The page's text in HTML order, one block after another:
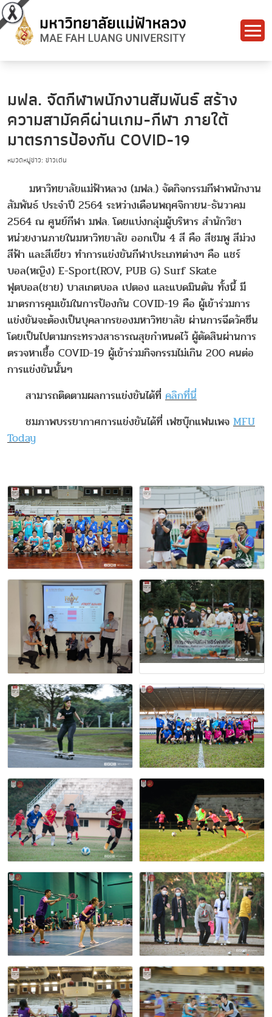
มฟล. จัดกีฬาพนักงานสัมพันธ์ สร้าง
ความสามัคคีผ่านเกม-กีฬา ภายใต้
มาตรการป้องกัน COVID-19
หมวดหมู่ข่าว: ข่าวเด่น
มหาวิทยาลัยแม่ฟ้าหลวง (มฟล.) จัดกิจกรรมกีฬาพนักงาน
สัมพันธ์ ประจำปี 2564 ระหว่างเดือนพฤศจิกายน-ธันวาคม
2564 ณ ศูนย์กีฬา มฟล. โดยแบ่งกลุ่มผู้บริหาร สำนักวิชา
หน่วยงานภายในมหาวิทยาลัย ออกเป็น 4 สี คือ สีชมพู สีม่วง
สีฟ้า และสีเขียว ทำการแข่งขันกีฬาประเภทต่างๆ คือ แชร์
บอล(หญิง) E-Sport(ROV, PUB G) Surf Skate
ฟุตบอล(ชาย) บาสเกตบอล เปตอง และแบดมินตัน ทั้งนี้ มี
มาตรการคุมเข้มในการป้องกัน COVID-19 คือ ผู้เข้าร่วมการ
แข่งขันจะต้องเป็นบุคลากรของมหาวิทยาลัย ผ่านการฉีดวัคซีน
โดยเป็นไปตามกระทรวงสาธารณสุขกำหนดไว้ ผู้ตัดสินผ่านการ
ตรวจหาเชื้อ COVID-19 ผู้เข้าร่วมกิจกรรมไม่เกิน 200 คนต่อ
การแข่งขันนั้นๆ
สามารถติดตามผลการแข่งขันได้ที่ คลิกที่นี่
ชมภาพบรรยากาศการแข่งขันได้ที่ เฟซบุ๊กแฟนเพจ MFU
Today